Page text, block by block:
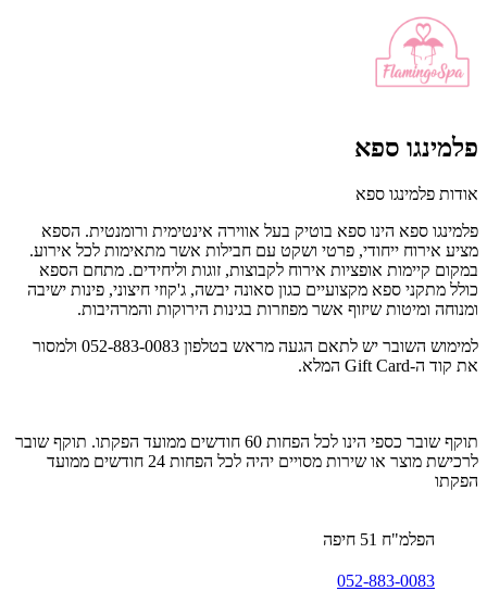
פלמינגו ספא
אודות פלמינגו ספא
פלמינגו ספא הינו ספא בוטיק בעל אווירה אינטימית ורומנטית. הספא
מציע אירוח ייחודי, פרטי ושקט עם חבילות אשר מתאימות לכל אירוע.
במקום קיימות אופציות אירוח לקבוצות, זוגות וליחידים. מתחם הספא
כולל מתקני ספא מקצועיים כגון סאונה יבשה, ג'קוזי חיצוני, פינות ישיבה
ומנוחה ומיטות שיזוף אשר מפוזרות בגינות הירוקות והמרהיבות.
למימוש השובר יש לתאם הגעה מראש בטלפון 052-883-0083 ולמסור
את קוד ה-Gift Card המלא.
תוקף שובר כספי הינו לכל הפחות 60 חודשים ממועד הפקתו. תוקף שובר
לרכישת מוצר או שירות מסויים יהיה לכל הפחות 24 חודשים ממועד
הפקתו
הפלמ"ח 51 חיפה
052-883-0083